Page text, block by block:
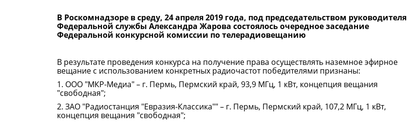
В Роскомнадзоре в среду, 24 апреля 2019 года, под председательством руководителя
Федеральной службы Александра Жарова состоялось очередное заседание
Федеральной конкурсной комиссии по телерадиовещанию
В результате проведения конкурса на получение права осуществлять наземное эфирное
вещание с использованием конкретных радиочастот победителями признаны:
1. ООО "МКР-Медиа" – г. Пермь, Пермский край, 93,9 МГц, 1 кВт, концепция вещания
"свободная";
2. ЗАО "Радиостанция "Евразия-Классика"" – г. Пермь, Пермский край, 107,2 МГц, 1 кВт,
концепция вещания "свободная";